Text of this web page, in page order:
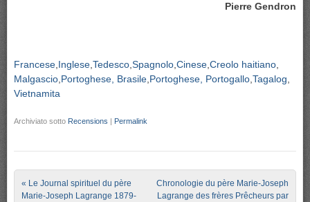
Pierre Gendron
Francese Inglese Tedesco Spagnolo Cinese Creolo haitiano
Malgascio Portoghese, Brasile Portoghese, Portogallo Tagalog
Vietnamita
Archiviato sotto Recensions | Permalink
Post navigation
« Le Journal spirituel du père
Marie-Joseph Lagrange 1879-
Chronologie du père Marie-Joseph
Lagrange des frères Prêcheurs par